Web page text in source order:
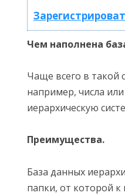
Чем наполнена
Чаще всего в такой
например, числа
иерархическую
Преимущества.
База данных
папки, от которой к